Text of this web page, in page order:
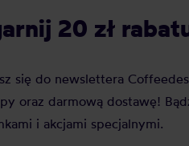
20 zł
się do newslettera
oraz darmową dostawę!
i akcjami specjalnymi.